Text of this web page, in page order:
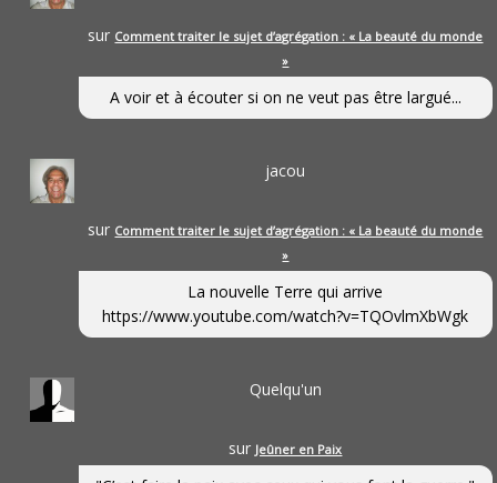
sur Comment traiter le sujet d’agrégation : « La beauté du monde
»
A voir et à écouter si on ne veut pas être largué...
jacou
sur Comment traiter le sujet d’agrégation : « La beauté du monde
»
La nouvelle Terre qui arrive
https://www.youtube.com/watch?v=TQOvlmXbWgk
Quelqu'un
sur Jeûner en Paix